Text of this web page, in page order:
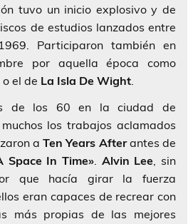
tuvo un inicio explosivo y de
de estudios lanzados entre
Participaron también en
por aquella época como
o el de La Isla De Wight.
de los 60 en la ciudad de
los trabajos aclamados
aTen Years Afterantes de
Space In Time». Alvin Lee, sin
que hacía girar la fuerza
eran capaces de recrear con
más propias de las mejores